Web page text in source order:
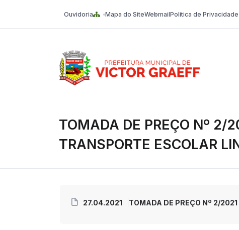
Ouvidoria Mapa do SiteWebmailPolitica de Privacidade
TOMADA DE PREÇO Nº 2/
TRANSPORTE ESCOLAR
27.04.2021 TOMADA DE PREÇO Nº 2/